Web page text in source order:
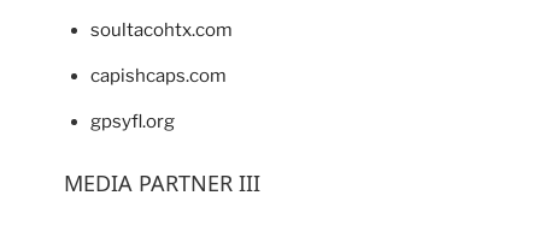
soultacohtx.com
capishcaps.com
gpsyfl.org
MEDIA PARTNER III